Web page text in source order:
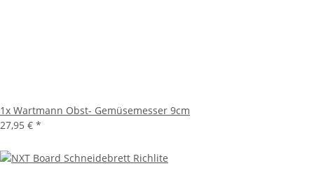
1x Wartmann Obst- Gemüsemesser 9cm
27,95 € *